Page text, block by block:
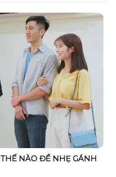
NÀO ĐỂ NHẸ GÁNH